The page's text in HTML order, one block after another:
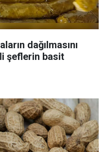
dağılmasını
şeflerin basit